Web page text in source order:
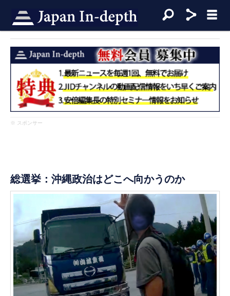
※ スポンサー
総選挙：沖縄政治はどこへ向かうのか